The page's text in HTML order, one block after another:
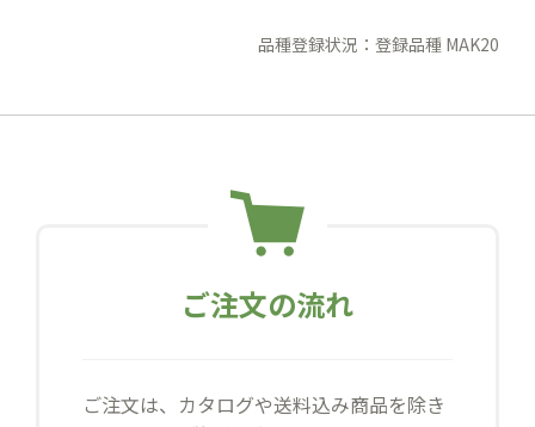
品種登録状況：登録品種 MAK20
ご注文の流れ
ご注文は、カタログや送料込み商品を除き